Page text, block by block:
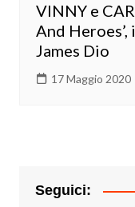
VINNY e
And
James Dio
17 Maggio 2020
Seguici: